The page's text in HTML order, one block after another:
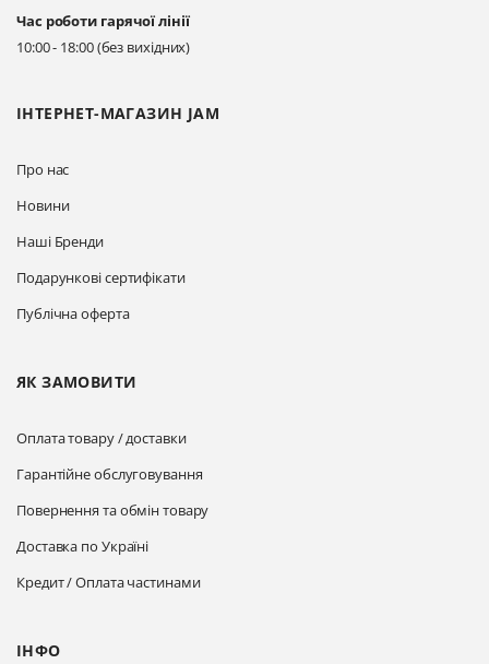
ІНТЕРНЕТ-МАГАЗИН JAM
Про нас
Новини
Наші Бренди
Подарункові сертифікати
Публічна оферта
ЯК ЗАМОВИТИ
Оплата товару / доставки
Гарантійне обслуговування
Повернення та обмін товару
Доставка по Україні
Кредит / Оплата частинами
ІНФО
Час роботи гарячої лінії
10:00 - 18:00 (без вихідних)